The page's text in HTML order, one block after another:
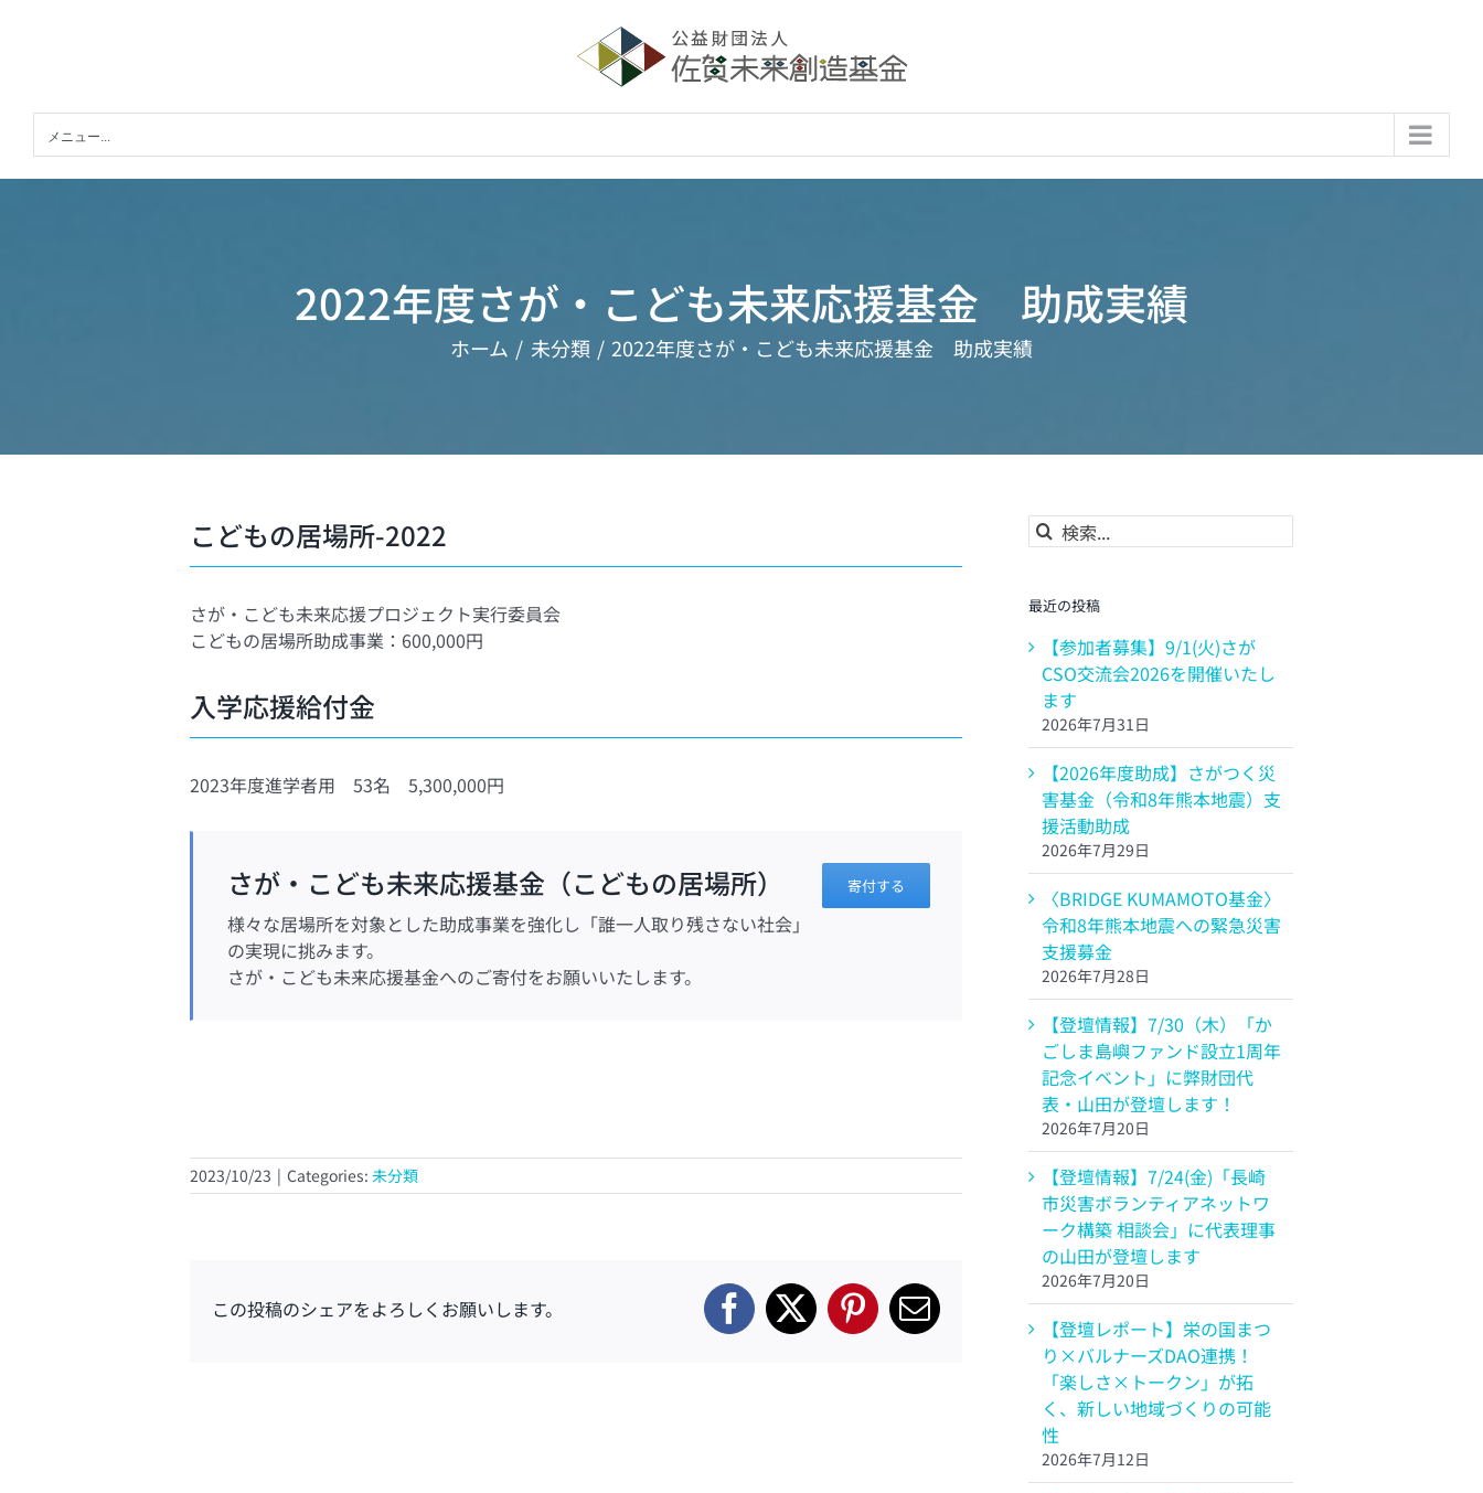
メニュー...
2022年度さが・こども未来応援基金 助成実績
ホーム 未分類 2022年度さが・こども未来応援基金 助成実績
こどもの居場所-2022
さが・こども未来応援プロジェクト実行委員会
こどもの居場所助成事業：600,000円
入学応援給付金
2023年度進学者用 53名 5,300,000円
寄付する
さが・こども未来応援基金（こどもの居場所）
様々な居場所を対象とした助成事業を強化し「誰一人取り残さない社会」
の実現に挑みます。
さが・こども未来応援基金へのご寄付をお願いいたします。
2023/10/23 | Categories: 未分類
この投稿のシェアをよろしくお願いします。 Facebook
X Pinterest
電
検
索
最近の投稿
【参加者募集】9/1(火)さが
CSO交流会2026を開催いたし
ます
2026年7月31日
【2026年度助成】さがつく災
害基金（令和8年熊本地震）支
援活動助成
2026年7月29日
〈BRIDGE KUMAMOTO基金〉
令和8年熊本地震への緊急災害
支援募金
2026年7月28日
【登壇情報】7/30（木）「か
ごしま島嶼ファンド設立1周年
記念イベント」に弊財団代
表・山田が登壇します！
2026年7月20日
【登壇情報】7/24(金)「長崎
市災害ボランティアネットワ
ーク構築 相談会」に代表理事
の山田が登壇します
2026年7月20日
【登壇レポート】栄の国まつ
り×バルナーズDAO連携！
「楽しさ×トークン」が拓
く、新しい地域づくりの可能
性
2026年7月12日